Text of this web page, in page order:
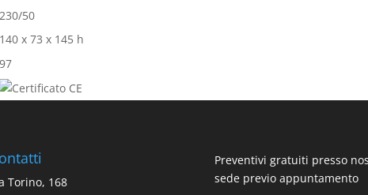
230/50
140 x 73 x 145 h
97
Torino, 168
Preventivi gratuiti presso
sede previo appuntamento